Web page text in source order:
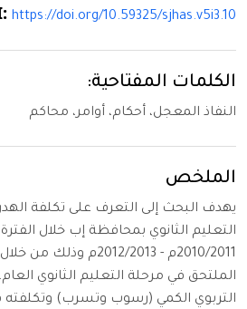
https://doi.org/10.59325/sjhas.v5i3.10
الكلمات المفتاحية:
النفاذ المعجل، أحكام، أوامر، محاكم
الملخص
يهدف البحث إلى التعرف على تكلفة
التعليم الثانوي بمحافظة إب خلال
2010/2011م - 2012/2013م
الملتحق في مرحلة التعليم الثانوي
التربوي الكمي (رسوب وتسرب) وتكلفته